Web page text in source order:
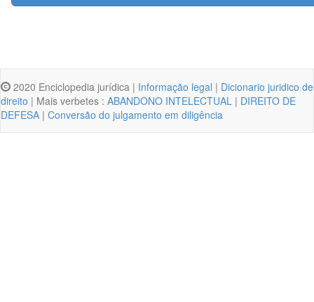
2020 Enciclopedia jurídica | Informação legal | Dicionario juridico de
direito | Mais verbetes : ABANDONO INTELECTUAL | DIREITO DE
DEFESA | Conversão do julgamento em diligência